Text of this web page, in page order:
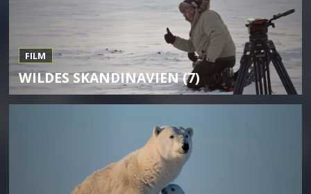
FILM
WILDES SKANDINAVIEN (7)